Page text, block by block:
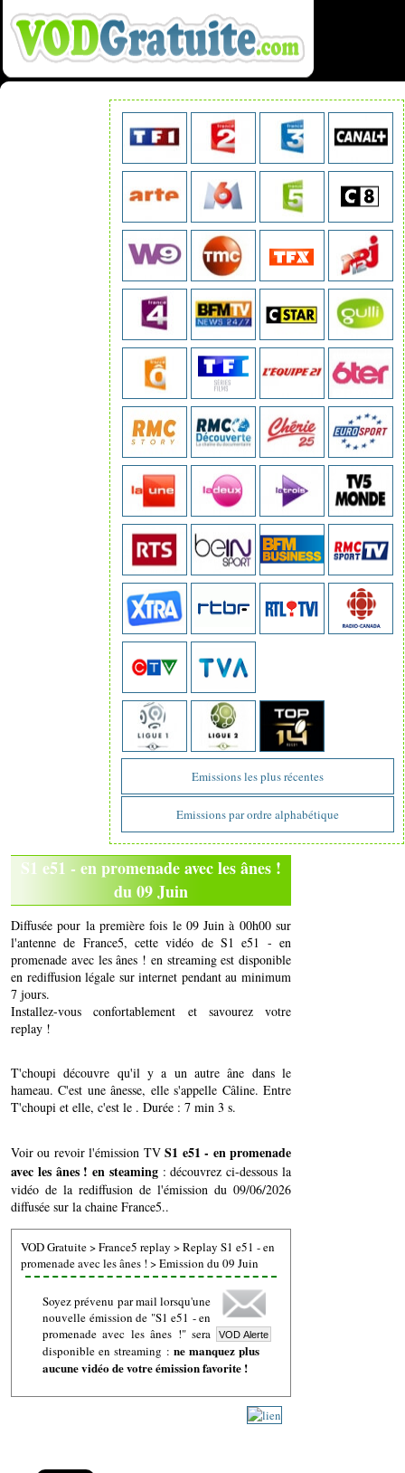
Emissions les plus récentes
Emissions par ordre alphabétique
S1 e51 - en promenade avec les ânes !
du 09 Juin
Diffusée pour la première fois le 09 Juin à 00h00 sur
l'antenne de France5, cette vidéo de S1 e51 - en
promenade avec les ânes ! en streaming est disponible
en rediffusion légale sur internet pendant au minimum
7 jours.
Installez-vous confortablement et savourez votre
replay !
T'choupi découvre qu'il y a un autre âne dans le
hameau. C'est une ânesse, elle s'appelle Câline. Entre
T'choupi et elle, c'est le . Durée : 7 min 3 s.
Voir ou revoir l'émission TVS1 e51 - en promenade
avec les ânes ! en steaming: découvrez ci-dessous la
vidéo de la rediffusion de l'émission du 09/06/2026
diffusée sur la chaine France5..
VOD Gratuite>France5 replay >Replay S1 e51 - en
promenade avec les ânes ! >Emission du 09 Juin
Soyez prévenu par mail lorsqu'une
nouvelle émission de "S1 e51 - en
promenade avec les ânes !" sera
disponible en streaming : ne manquez plus
aucune vidéo de votre émission favorite !